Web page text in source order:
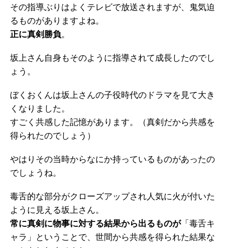
その指導ぶりはよくテレビで放送されますが、鬼気迫
るものがありますよね。
正に真剣勝負。
坂上さん自身もそのように指導されて成長したのでし
ょう。
ぼくおくんは坂上さんの子役時代のドラマを見て大き
くなりました。
すごく共感した記憶があります。（真剣だから共感を
得られたのでしょう）
やはりその当時からなにか持っているものがあったの
でしょうね。
毒舌的な部分がクローズアップされ人気に火が付いた
ように見える坂上さん。
常に真剣に物事に対する結果から出るものが「毒舌キ
ャラ」ということで、世間から共感を得られた結果な